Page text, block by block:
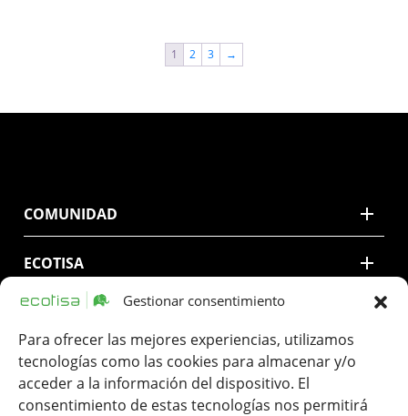
Gestionar consentimiento
Para ofrecer las mejores experiencias, utilizamos
tecnologías como las cookies para almacenar y/o
acceder a la información del dispositivo. El
consentimiento de estas tecnologías nos permitirá
1 2 3 →
COMUNIDAD
ECOTISA
CONTACTO
LEGAL